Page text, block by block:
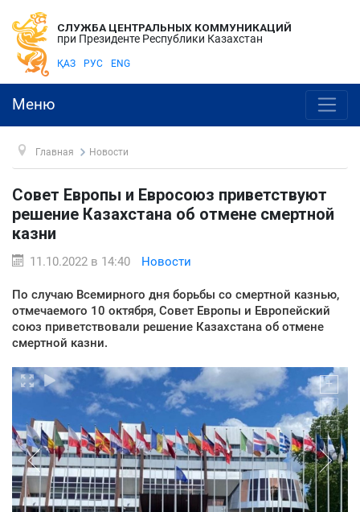
СЛУЖБА ЦЕНТРАЛЬНЫХ КОММУНИКАЦИЙ
при Президенте Республики Казахстан
ҚАЗ РУС ENG
Меню
Главная Новости
Совет Европы и Евросоюз приветствуют
решение Казахстана об отмене смертной
казни
11.10.2022 в 14:40 Новости
По случаю Всемирного дня борьбы со смертной казнью,
отмечаемого 10 октября, Совет Европы и Европейский
союз приветствовали решение Казахстана об отмене
смертной казни.